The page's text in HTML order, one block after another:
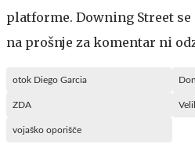
platforme. Downing Street se
na prošnje za komentar ni
otok Diego Garcia
ZDA
vojaško oporišče